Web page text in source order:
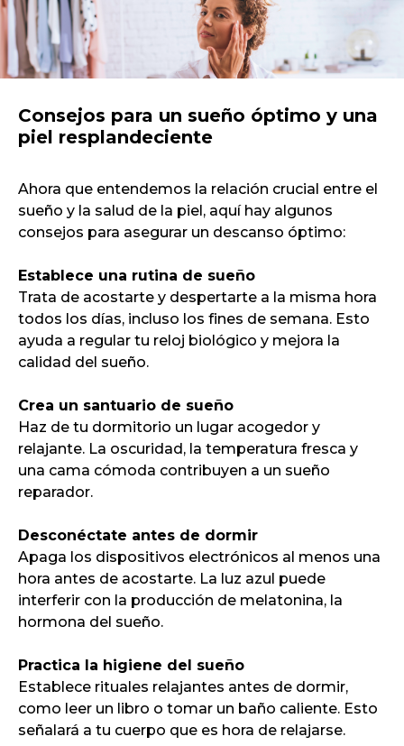
Consejos para un sueño óptimo y una
piel resplandeciente
Ahora que entendemos la relación crucial entre el
sueño y la salud de la piel, aquí hay algunos
consejos para asegurar un descanso óptimo:
Establece una rutina de sueño
Trata de acostarte y despertarte a la misma hora
todos los días, incluso los fines de semana. Esto
ayuda a regular tu reloj biológico y mejora la
calidad del sueño.
Crea un santuario de sueño
Haz de tu dormitorio un lugar acogedor y
relajante. La oscuridad, la temperatura fresca y
una cama cómoda contribuyen a un sueño
reparador.
Desconéctate antes de dormir
Apaga los dispositivos electrónicos al menos una
hora antes de acostarte. La luz azul puede
interferir con la producción de melatonina, la
hormona del sueño.
Practica la higiene del sueño
Establece rituales relajantes antes de dormir,
como leer un libro o tomar un baño caliente. Esto
señalará a tu cuerpo que es hora de relajarse.